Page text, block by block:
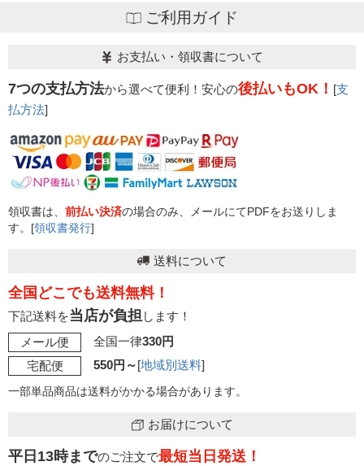
ご利用ガイド
お支払い・領収書について
7つの支払方法から選べて便利！安心の後払いもOK！ [支
払方法]
領収書は、 前払い決済の場合のみ、メールにてPDFをお送りしま
す。[領収書発行]
送料について
全国どこでも送料無料！
下記送料を当店が負担 します！
メール便
全国一律330円
宅配便
550円～[地域別送料]
一部単品商品は送料がかかる場合があります。
お届けについて
平日13時までのご注文で最短当日発送！